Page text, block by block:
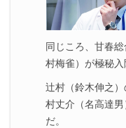
同じころ、甘春
村梅雀）が極秘入
辻村（鈴木伸之
村丈介（名高達
だ。